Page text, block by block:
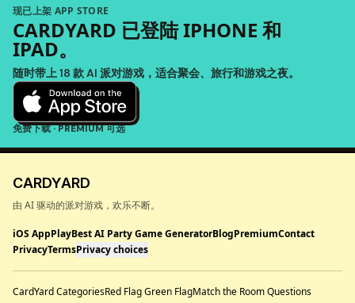
现已上架 APP STORE
CARDYARD 已登陆 IPHONE 和
IPAD。
随时带上 18 款 AI 派对游戏，适合聚会、旅行和游戏之夜。
免费下载 · PREMIUM 可选
CARDYARD
由 AI 驱动的派对游戏，欢乐不断。
iOS AppPlayBest AI Party Game GeneratorBlogPremiumContact
PrivacyTermsPrivacy choices
CardYard CategoriesRed Flag Green FlagMatch the Room Questions